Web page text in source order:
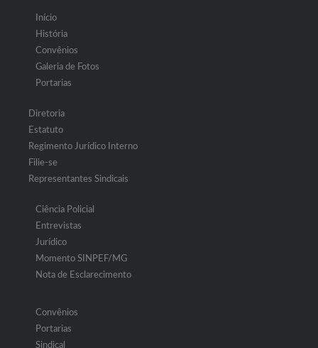
Início
História
Convênios
Galeria de Fotos
Portarias
Diretoria
Estatuto
Regimento Jurídico Interno
Filie-se
Representantes Sindicais
Ciência Policial
Entrevistas
Jurídico
Momento SINPEF/MG
Nota de Esclarecimento
Convênios
Portarias
Sindical